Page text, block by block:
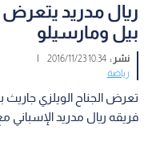
ريال مدريد
بيل ومارسيلو
نشر :10:34 2016/11/23
|
رياضة
تعرض الجناح الويلزي جاريث
فريقه ريال مدريد الإسباني